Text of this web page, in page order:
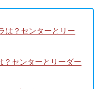
は？センターとリー
？センターとリーダー